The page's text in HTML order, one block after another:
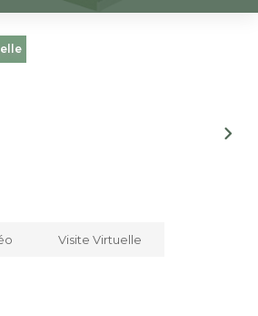
Rejoindre
Visite Virtuelle